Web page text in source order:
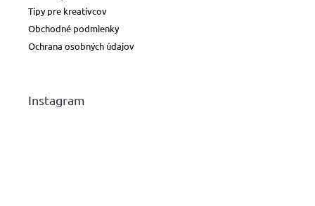
Tipy pre kreatívcov
Obchodné podmienky
Ochrana osobných údajov
Instagram